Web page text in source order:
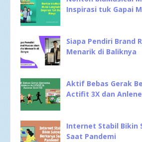
Inspirasi tuk Gapai
Siapa Pendiri Brand
Menarik di Baliknya
Aktif Bebas Gerak
Actifit 3X dan Anlene
Internet Stabil Bikin
Saat Pandemi